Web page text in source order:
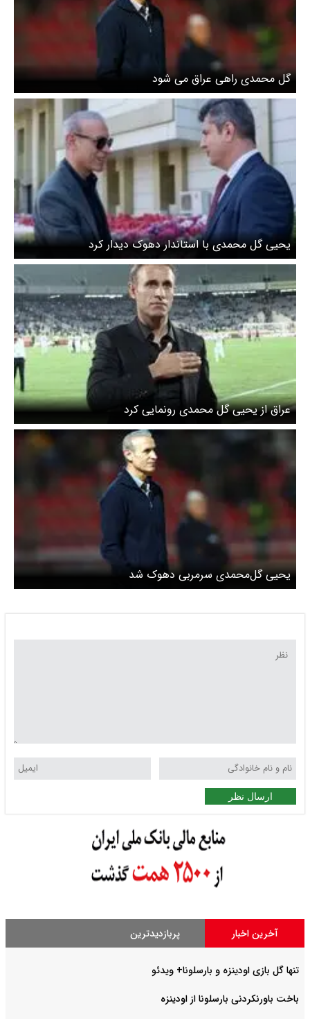
گل محمدی راهی عراق می شود
یحیی گل محمدی با استاندار دهوک دیدار کرد
عراق از یحیی گل محمدی رونمایی کرد
یحیی گل‌محمدی سرمربی دهوک شد
ارسال نظر
آخرین اخبار پربازدیدترین
تنها گل بازی اودینزه و بارسلونا+ ویدئو
باخت باورنکردنی بارسلونا از اودینزه